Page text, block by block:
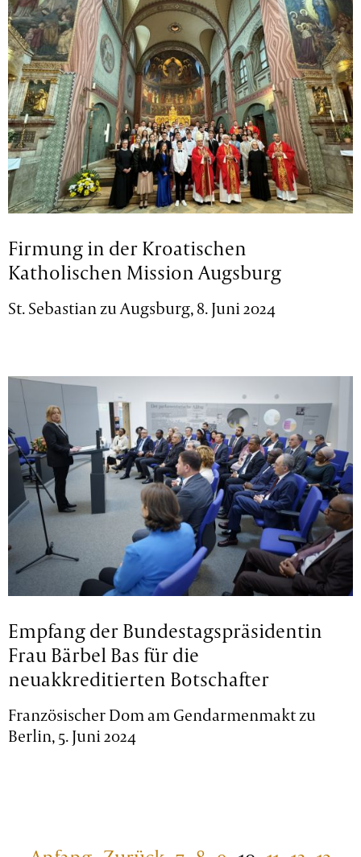
Firmung in der Kroatischen
Katholischen Mission Augsburg
St. Sebastian zu Augsburg, 8. Juni 2024
Empfang der Bundestagspräsidentin
Frau Bärbel Bas für die
neuakkreditierten Botschafter
Französischer Dom am Gendarmenmakt zu
Berlin, 5. Juni 2024